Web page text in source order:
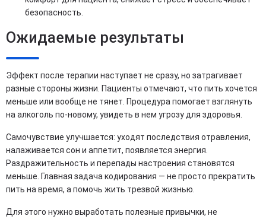
безопасность.
Ожидаемые результаты
Эффект после терапии наступает не сразу, но затрагивает
разные стороны жизни. Пациенты отмечают, что пить хочется
меньше или вообще не тянет. Процедура помогает взглянуть
на алкоголь по-новому, увидеть в нем угрозу для здоровья.
Самочувствие улучшается: уходят последствия отравления,
налаживается сон и аппетит, появляется энергия.
Раздражительность и перепады настроения становятся
меньше. Главная задача кодирования — не просто прекратить
пить на время, а помочь жить трезвой жизнью.
Для этого нужно выработать полезные привычки, не